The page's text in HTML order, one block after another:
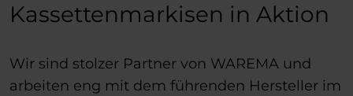
Kassettenmarkisen in Aktion
Wir sind stolzer Partner von WAREMA und
arbeiten eng mit dem führenden Hersteller im